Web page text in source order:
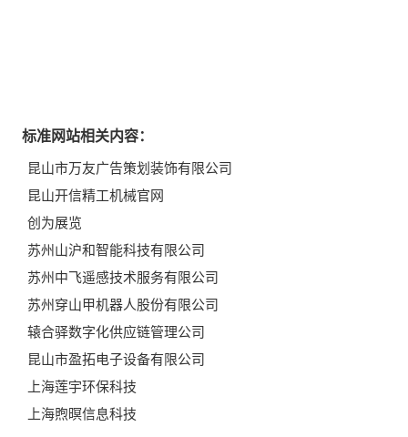
标准网站相关内容：
昆山市万友广告策划装饰有限公司
昆山开信精工机械官网
创为展览
苏州山沪和智能科技有限公司
苏州中飞遥感技术服务有限公司
苏州穿山甲机器人股份有限公司
辕合驿数字化供应链管理公司
昆山市盈拓电子设备有限公司
上海莲宇环保科技
上海煦暝信息科技